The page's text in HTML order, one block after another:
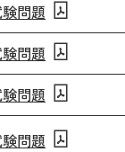
問題
問題
問題
問題